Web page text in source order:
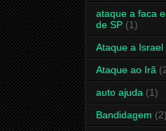
ataque a faca
de SP (1)
Ataque a Israel
Ataque ao Irã
auto ajuda (1)
Bandidagem (2)